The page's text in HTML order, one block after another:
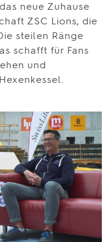
neue Zuhause
ZSC Lions, die
steilen Ränge
schafft für Fans
und